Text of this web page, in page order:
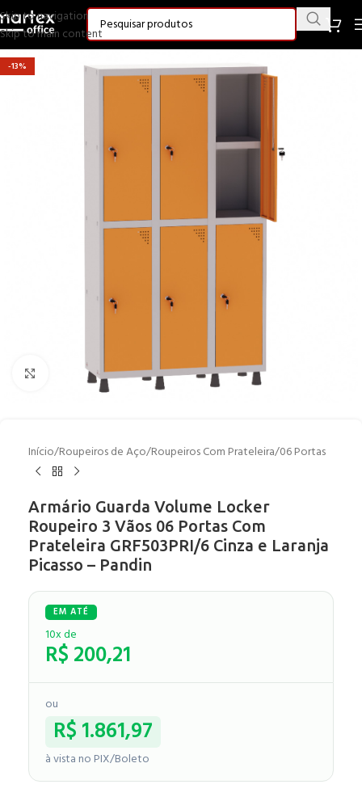
Skip to navigation
Skip to main content
-13%
Clique para ampliar
Início/Roupeiros de Aço/Roupeiros Com Prateleira/06 Portas
Armário Guarda Volume Locker
Roupeiro 3 Vãos 06 Portas Com
Prateleira GRF503PRI/6 Cinza e Laranja
Picasso – Pandin
10x de
R$200,21
ou
R$1.861,97
à vista no PIX/Boleto